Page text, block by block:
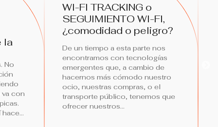
la
No
con
WI-FI TRACKING o
SEGUIMIENTO WI-FI,
¿comodidad o peligro?
De un tiempo a esta parte nos
encontramos con tecnologías
emergentes que, a cambio de
hacernos más cómodo nuestro
ocio, nuestras compras, o el
transporte público, tenemos que
ofrecer nuestros...